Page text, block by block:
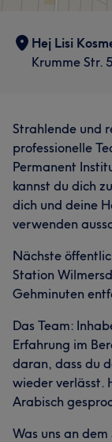
Hej Lisi
Krumme Str.
Strahlende und
professionelle
Permanent
kannst du dich
dich und deine
verwenden
Nächste
Station
Gehminuten
Das Team:
Erfahrung im
daran, dass du
wieder verlässt.
Arabisch
Was uns an